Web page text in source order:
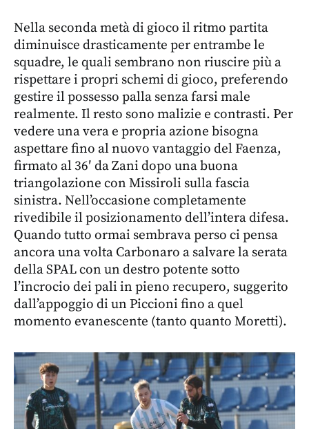
Nella seconda metà di gioco il ritmo partita
diminuisce drasticamente per entrambe le
squadre, le quali sembrano non riuscire più a
rispettare i propri schemi di gioco, preferendo
gestire il possesso palla senza farsi male
realmente. Il resto sono malizie e contrasti. Per
vedere una vera e propria azione bisogna
aspettare fino al nuovo vantaggio del Faenza,
firmato al 36′ da Zani dopo una buona
triangolazione con Missiroli sulla fascia
sinistra. Nell’occasione completamente
rivedibile il posizionamento dell’intera difesa.
Quando tutto ormai sembrava perso ci pensa
ancora una volta Carbonaro a salvare la serata
della SPAL con un destro potente sotto
l’incrocio dei pali in pieno recupero, suggerito
dall’appoggio di un Piccioni fino a quel
momento evanescente (tanto quanto Moretti).